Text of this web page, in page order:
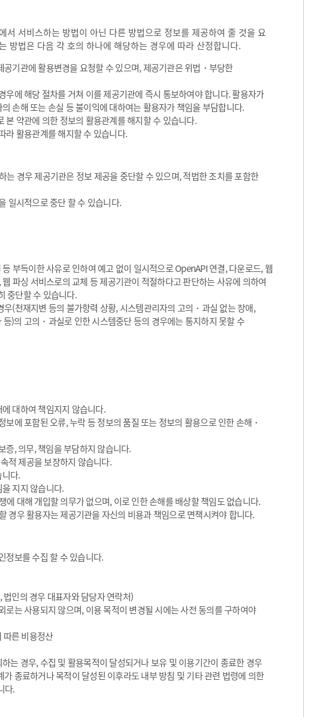
서비스하는 방법이 아닌 다른 방법으로 정보를 제공하여 줄 것을 요
방법은 다음 각 호의 하나에 해당하는 경우에 따라 산정합니다.
기관에 활용변경을 요청할 수 있으며, 제공기관은 위법・부당한
에 해당 절차를 거쳐 이를 제공기관에 즉시 통보하여야 합니다. 활용자가
손해 또는 손실 등 불이익에 대하여는 활용자가 책임을 부담합니다.
약관에 의한 정보의 활용관계를 해지할 수 있습니다.
라 활용관계를 해지할 수 있습니다.
경우 제공기관은 정보 제공을 중단할 수 있으며, 적법한 조치를 포함한
일시적으로 중단 할 수 있습니다.
부득이한 사유로 인하여 예고 없이 일시적으로 OpenAPI 연결, 다운로드, 웹
파싱 서비스로의 교체 등 제공기관이 적절하다고 판단하는 사유에 의하여
중단할 수 있습니다.
(천재지변 등의 불가항력 상황, 시스템관리자의 고의・과실 없는 장애,
)의 고의・과실로 인한 시스템중단 등의 경우에는 통지하지 못할 수
대하여 책임지지 않습니다.
에 포함된 오류, 누락 등 정보의 품질 또는 정보의 활용으로 인한 손해・
증, 의무, 책임을 부담하지 않습니다.
적 제공을 보장하지 않습니다.
다.
지지 않습니다.
대해 개입할 의무가 없으며, 이로 인한 손해를 배상할 책임도 없습니다.
경우 활용자는 제공기관을 자신의 비용과 책임으로 면책시켜야 합니다.
정보를 수집 할 수 있습니다.
인의 경우 대표자와 담당자 연락처)
는 사용되지 않으며, 이용 목적이 변경될 시에는 사전 동의를 구하여야
따른 비용정산
는 경우, 수집 및 활용목적이 달성되거나 보유 및 이용기간이 종료한 경우
종료하거나 목적이 달성된 이후라도 내부 방침 및 기타 관련 법령에 의한
다.